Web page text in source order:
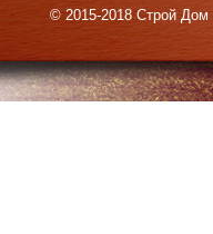
© 2015-2018 Строй Дом